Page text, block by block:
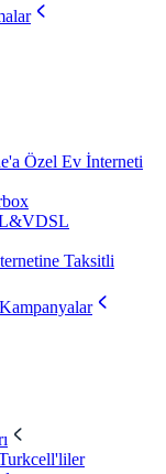
Özel Ev İnterneti
Taksitli